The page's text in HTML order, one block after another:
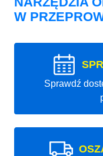
W
Sprawdź